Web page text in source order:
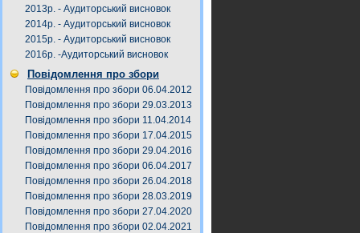
2013р. - Аудиторський висновок
2014р. - Аудиторський висновок
2015р. - Аудиторський висновок
2016р. -Аудиторський висновок
Повідомлення про збори
Повідомлення про збори 06.04.2012
Повідомлення про збори 29.03.2013
Повідомлення про збори 11.04.2014
Повідомлення про збори 17.04.2015
Повідомлення про збори 29.04.2016
Повідомлення про збори 06.04.2017
Повідомлення про збори 26.04.2018
Повідомлення про збори 28.03.2019
Повідомлення про збори 27.04.2020
Повідомлення про збори 02.04.2021